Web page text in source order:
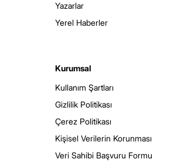
Yazarlar
Yerel Haberler
Kurumsal
Kullanım Şartları
Gizlilik Politikası
Çerez Politikası
Kişisel Verilerin Korunması
Veri Sahibi Başvuru Formu